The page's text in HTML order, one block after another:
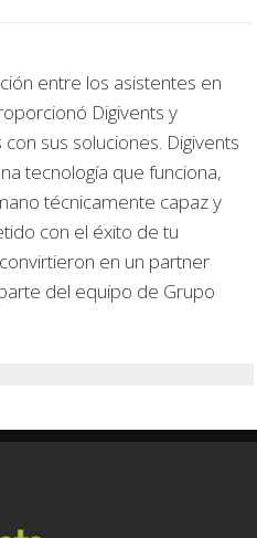
entre los asistentes en
Digivents y
sus soluciones. Digivents
tecnología que funciona,
técnicamente capaz y
con el éxito de tu
en un partner
del equipo de Grupo